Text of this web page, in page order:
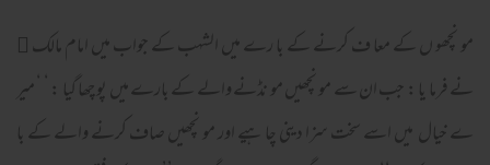
مو نچھو ں کے معا ف کرنے کے با رے میں الشہب کے جواب میں امام مالک
نے فرما یا : جب ان سے مو نچھیں مو نڈنے والے کے بارے میں پو چھا گیا : ‘ ‘ میر
ے خیال میں اسے سخت سزا دینی چا ہیے اور مو نچھیں صاف کرنے والے کے با